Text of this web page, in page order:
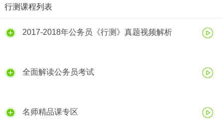
行测课程列表
2017-2018年公务员《行测》真题视频解析
全面解读公务员考试
名师精品课专区